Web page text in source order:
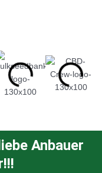
Anbauer